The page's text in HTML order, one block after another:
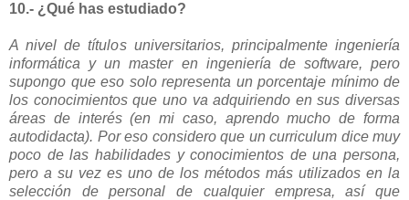
10.- ¿Qué has estudiado?
A nivel de títulos universitarios, principalmente ingeniería
informática y un master en ingeniería de software, pero
supongo que eso solo representa un porcentaje mínimo de
los conocimientos que uno va adquiriendo en sus diversas
áreas de interés (en mi caso, aprendo mucho de forma
autodidacta). Por eso considero que un curriculum dice muy
poco de las habilidades y conocimientos de una persona,
pero a su vez es uno de los métodos más utilizados en la
selección de personal de cualquier empresa, así que